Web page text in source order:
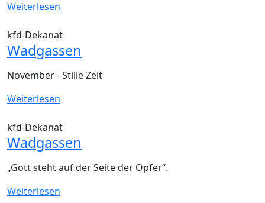
Weiterlesen
kfd-Dekanat
Wadgassen
November - Stille Zeit
Weiterlesen
kfd-Dekanat
Wadgassen
„Gott steht auf der Seite der Opfer“.
Weiterlesen